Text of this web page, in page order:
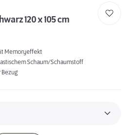
120 x 105 cm
Memoryeffekt
Schaum/Schaumstoff
Bezug